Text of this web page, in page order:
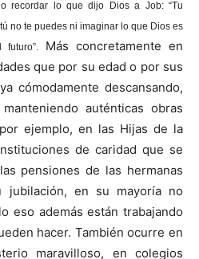
recordar lo que dijo Dios a Job: “Tu
no te puedes ni imaginar lo que Dios es
Más concretamente en
que por su edad o por sus
cómodamente descansando,
auténticas obras
ejemplo, en las Hijas de la
de caridad que se
pensiones de las hermanas
jubilación, en su mayoría no
eso además están trabajando
hacer. También ocurre en
maravilloso, en colegios